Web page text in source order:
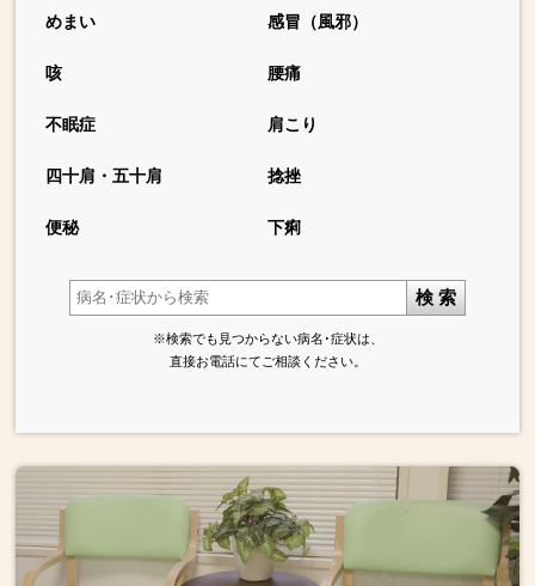
めまい 感冒（風邪）
咳 腰痛
不眠症 肩こり
四十肩・五十肩 捻挫
便秘 下痢
検 索
※検索でも見つからない病名･症状は、
直接お電話にてご相談ください。